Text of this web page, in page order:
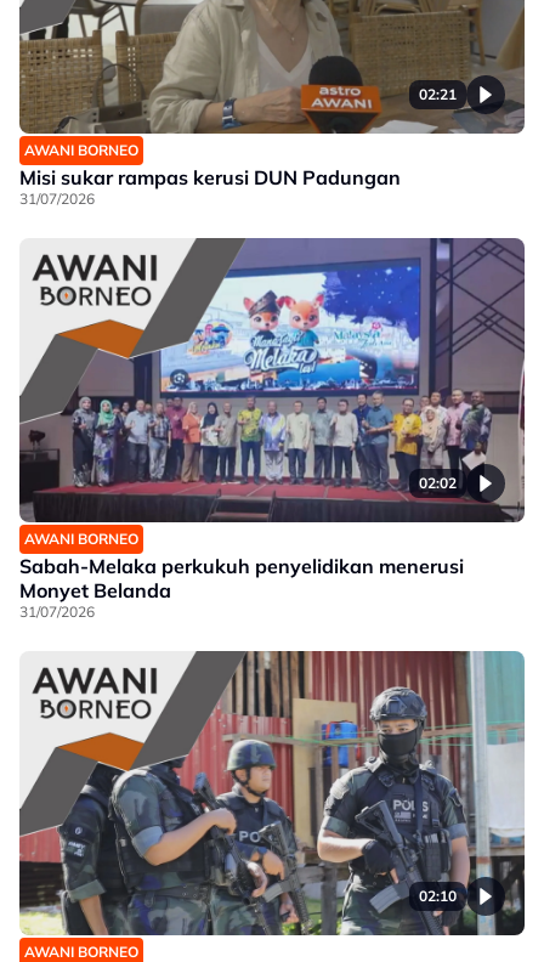
02:21
AWANI BORNEO
Misi sukar rampas kerusi DUN Padungan
31/07/2026
02:02
AWANI BORNEO
Sabah-Melaka perkukuh penyelidikan menerusi
Monyet Belanda
31/07/2026
02:10
AWANI BORNEO